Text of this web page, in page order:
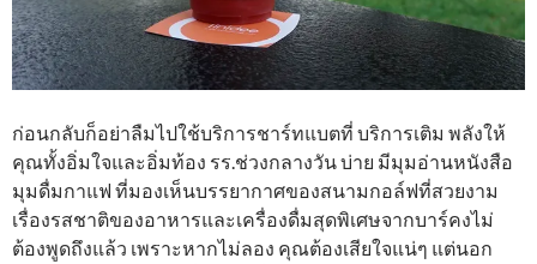
ก่อนกลับก็อย่าลืมไปใช้บริการชาร์ทแบตที่ บริการเติม พลังให้
คุณทั้งอิ่มใจและอิ่มท้อง รร.ช่วงกลางวัน บ่าย มีมุมอ่านหนังสือ
มุมดื่มกาแฟ ที่มองเห็นบรรยากาศของสนามกอล์ฟที่สวยงาม
เรื่องรสชาติของอาหารและเครื่องดื่มสุดพิเศษจากบาร์คงไม่
ต้องพูดถึงแล้ว เพราะหากไม่ลอง คุณต้องเสียใจแน่ๆ แต่นอก